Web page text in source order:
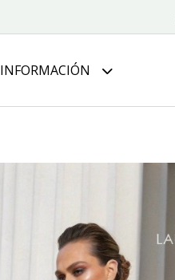
INFORMACIÓN